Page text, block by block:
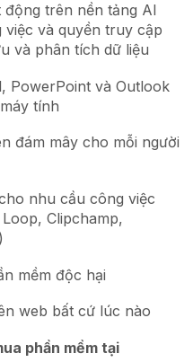
trên nền tảng AI
và quyền truy cập
và phân tích dữ liệu
PowerPoint và Outlook
tính
đám mây cho mỗi người
nhu cầu công việc
Clipchamp,
mềm độc hại
web bất cứ lúc nào
phần mềm tại